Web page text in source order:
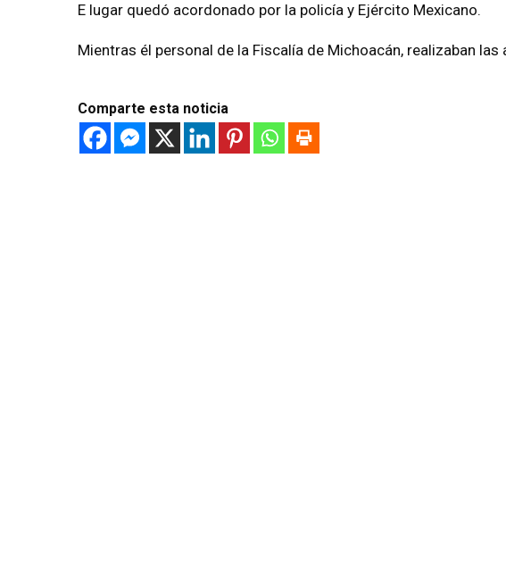
E lugar quedó acordonado por la policía y Ejército Mexicano.
Mientras él personal de la Fiscalía de Michoacán, realizaban las
Comparte esta noticia